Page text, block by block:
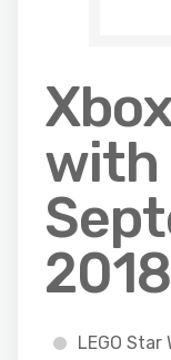
with
2018
LEGO Star